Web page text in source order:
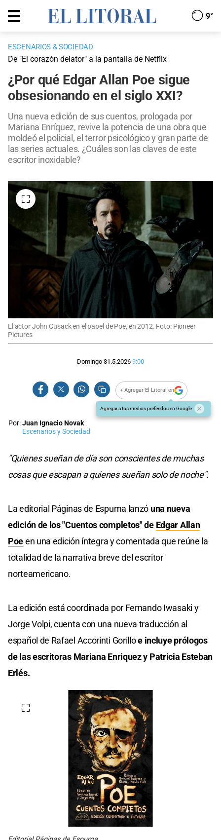
9°
ESCENARIOS & SOCIEDAD
De "El corazón delator" a la pantalla de Netflix
¿Por qué Edgar Allan Poe sigue
obsesionando en el siglo XXI?
Una nueva edición de sus cuentos, prologada por
Mariana Enríquez, revive la potencia de una obra que
moldeó el policial, el terror psicológico y gran parte de
las series actuales. ¿Cuáles son las claves de este
escritor inoxidable?
El actor John Cusack en el papel de Poe, en 2012. Foto: Pioneer
Pictures
Domingo 31.5.2026 9:00
+ Agregar El Litoral en
Agregar a tus medios preferidos en Google
Por:Juan Ignacio Novak
Escenarios y Sociedad
"Quienes sueñan de día son conscientes de muchas
cosas que escapan a quienes sueñan solo de noche".
La editorial Páginas de Espuma lanzó una nueva
edición de los "Cuentos completos" de Edgar Allan
Poeen una edición íntegra y comentada que reúne la
totalidad de la narrativa breve del escritor
norteamericano.
La edición está coordinada por Fernando Iwasaki y
Jorge Volpi, cuenta con una nueva traducción al
español de Rafael Accorinti Gorilloe incluye prólogos
de las escritoras Mariana Enriquez y Patricia Esteban
Erlés.